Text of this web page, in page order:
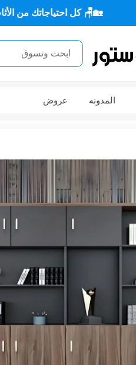
🏡🪑 كل احتياجاتك من الأثاث
المدونه عروض